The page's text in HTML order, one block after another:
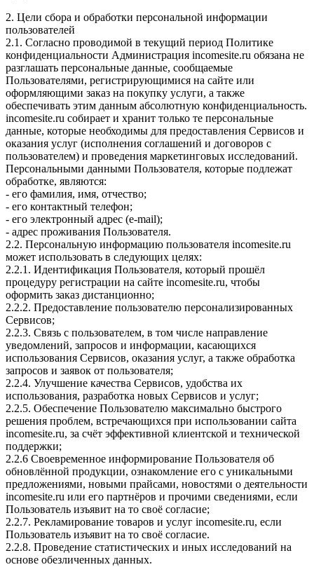
2. Цели сбора и обработки персональной информации
пользователей
2.1. Согласно проводимой в текущий период Политике
конфиденциальности Администрация incomesite.ru обязана не
разглашать персональные данные, сообщаемые
Пользователями, регистрирующимися на сайте или
оформляющими заказ на покупку услуги, а также
обеспечивать этим данным абсолютную конфиденциальность.
incomesite.ru собирает и хранит только те персональные
данные, которые необходимы для предоставления Сервисов и
оказания услуг (исполнения соглашений и договоров с
пользователем) и проведения маркетинговых исследований.
Персональными данными Пользователя, которые подлежат
обработке, являются:
- его фамилия, имя, отчество;
- его контактный телефон;
- его электронный адрес (e-mail);
- адрес проживания Пользователя.
2.2. Персональную информацию пользователя incomesite.ru
может использовать в следующих целях:
2.2.1. Идентификация Пользователя, который прошёл
процедуру регистрации на сайте incomesite.ru, чтобы
оформить заказ дистанционно;
2.2.2. Предоставление пользователю персонализированных
Сервисов;
2.2.3. Связь с пользователем, в том числе направление
уведомлений, запросов и информации, касающихся
использования Сервисов, оказания услуг, а также обработка
запросов и заявок от пользователя;
2.2.4. Улучшение качества Сервисов, удобства их
использования, разработка новых Сервисов и услуг;
2.2.5. Обеспечение Пользователю максимально быстрого
решения проблем, встречающихся при использовании сайта
incomesite.ru, за счёт эффективной клиентской и технической
поддержки;
2.2.6 Своевременное информирование Пользователя об
обновлённой продукции, ознакомление его с уникальными
предложениями, новыми прайсами, новостями о деятельности
incomesite.ru или его партнёров и прочими сведениями, если
Пользователь изъявит на то своё согласие;
2.2.7. Рекламирование товаров и услуг incomesite.ru, если
Пользователь изъявит на то своё согласие.
2.2.8. Проведение статистических и иных исследований на
основе обезличенных данных.